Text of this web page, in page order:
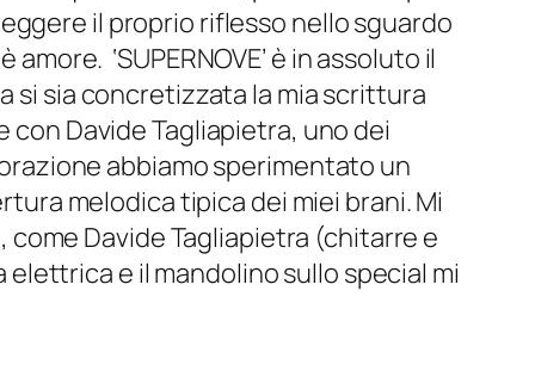
il proprio riflesso nello sguardo
‘SUPERNOVE’ è in assoluto il
si sia concretizzata la mia scrittura
Davide Tagliapietra, uno dei
abbiamo sperimentato un
melodica tipica dei miei brani. Mi
Davide Tagliapietra (chitarre e
e il mandolino sullo special mi